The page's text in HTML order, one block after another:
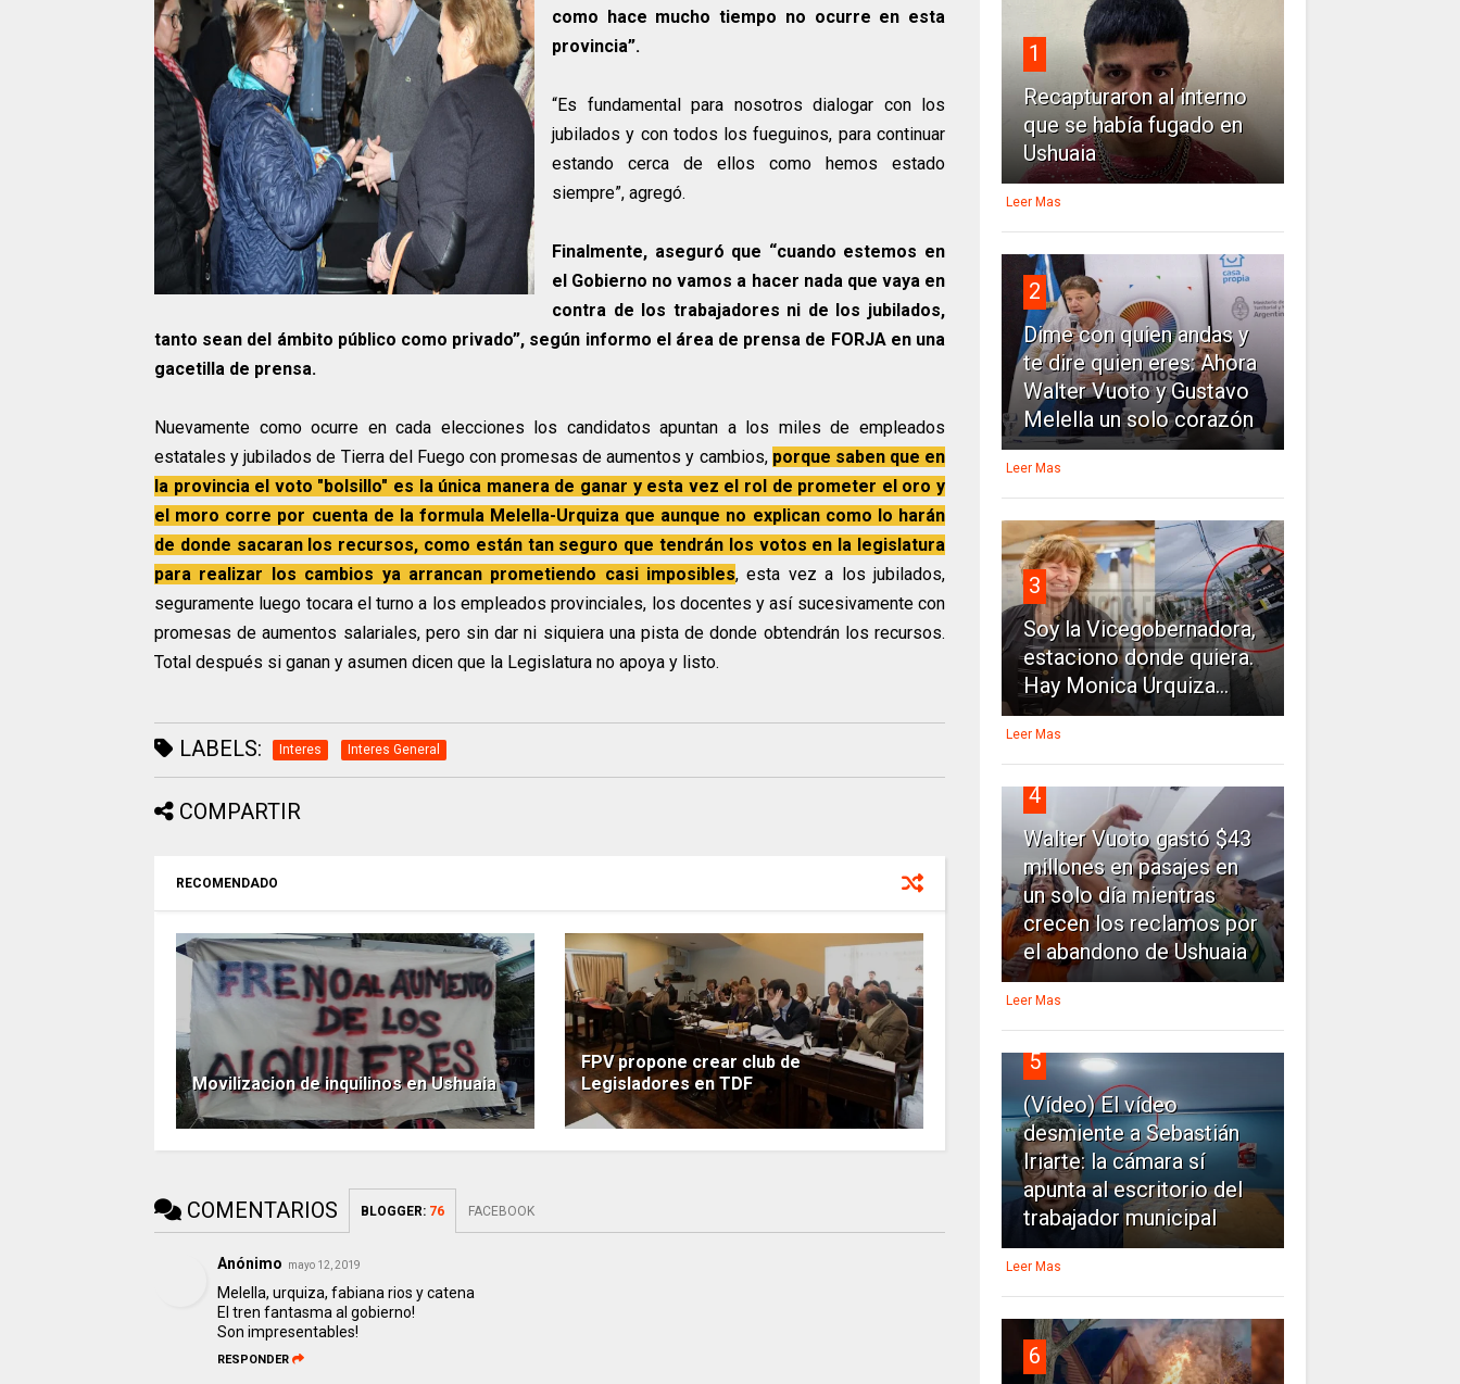
como hace mucho tiempo no ocurre en esta
provincia”.
“Es fundamental para nosotros dialogar con los
jubilados y con todos los fueguinos, para continuar
estando cerca de ellos como hemos estado
siempre”, agregó.
Finalmente, aseguró que “cuando estemos en
el Gobierno no vamos a hacer nada que vaya en
contra de los trabajadores ni de los jubilados,
tanto sean del ámbito público como privado”, según informo el área de prensa de FORJA en una
gacetilla de prensa.
Nuevamente como ocurre en cada elecciones los candidatos apuntan a los miles de empleados
estatales y jubilados de Tierra del Fuego con promesas de aumentos y cambios, porque saben que en
la provincia el voto "bolsillo" es la única manera de ganar y esta vez el rol de prometer el oro y
el moro corre por cuenta de la formula Melella-Urquiza que aunque no explican como lo harán
de donde sacaran los recursos, como están tan seguro que tendrán los votos en la legislatura
para realizar los cambios ya arrancan prometiendo casi imposibles, esta vez a los jubilados,
seguramente luego tocara el turno a los empleados provinciales, los docentes y así sucesivamente con
promesas de aumentos salariales, pero sin dar ni siquiera una pista de donde obtendrán los recursos.
Total después si ganan y asumen dicen que la Legislatura no apoya y listo.
LABELS: Interes Interes General
COMPARTIR
RECOMENDADO
Movilizacion de inquilinos en Ushuaia
FPV propone crear club de
Legisladores en TDF
COMENTARIOS BLOGGER: 76 FACEBOOK
Anónimo mayo 12, 2019
Melella, urquiza, fabiana rios y catena
El tren fantasma al gobierno!
Son impresentables!
RESPONDER
1
Recapturaron al interno
que se había fugado en
Ushuaia
Leer Mas
2
Dime con quien andas y
te dire quien eres: Ahora
Walter Vuoto y Gustavo
Melella un solo corazón
Leer Mas
3
Soy la Vicegobernadora,
estaciono donde quiera.
Hay Monica Urquiza...
Leer Mas
4
Walter Vuoto gastó $43
millones en pasajes en
un solo día mientras
crecen los reclamos por
el abandono de Ushuaia
Leer Mas
5
(Vídeo) El vídeo
desmiente a Sebastián
Iriarte: la cámara sí
apunta al escritorio del
trabajador municipal
Leer Mas
6